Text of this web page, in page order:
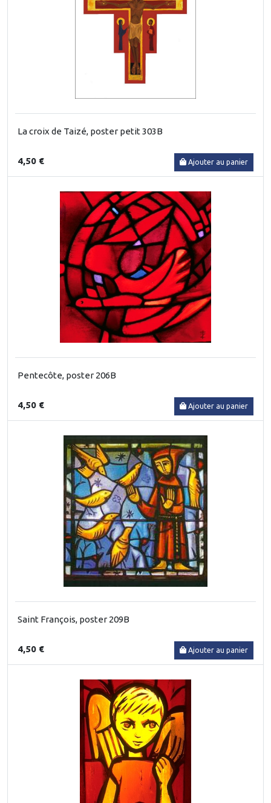
La croix de Taizé, poster petit 303B
4,50 € Ajouter au panier
Pentecôte, poster 206B
4,50 € Ajouter au panier
Saint François, poster 209B
4,50 € Ajouter au panier